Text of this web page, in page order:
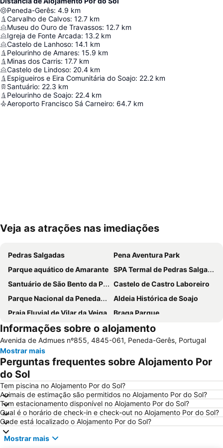
Peneda-Gerês: 4.9 km
Carvalho de Calvos: 12.7 km
Museu do Ouro de Travassos: 12.7 km
Igreja de Fonte Arcada: 13.2 km
Castelo de Lanhoso: 14.1 km
Pelourinho de Amares: 15.9 km
Minas dos Carris: 17.7 km
Castelo de Lindoso: 20.4 km
Espigueiros e Eira Comunitária do Soajo: 22.2 km
Santuário: 22.3 km
Pelourinho de Soajo: 22.4 km
Aeroporto Francisco Sá Carneiro: 64.7 km
Ampliar mapa
Veja as atrações nas imediações
Pedras Salgadas
Pena Aventura Park
Parque aquático de Amarante SPA Termal de Pedras Salgadas
Santuário de São Bento da Porta Aberta
Castelo de Castro Laboreiro
Parque Nacional da Peneda-Gerês
Aldeia Histórica de Soajo
Praia Fluvial de Vilar da Veiga
Braga Parque
Estádio Municipal de Braga - Estádio AXA
Bom Jesus do Monte
Cascata do Tahiti - Ermida
Praia Fluvial do Taboão
Termas Romanas do Alto da Cividade
Estação de Caminhos de Ferro de Braga
Aquático de Fafe
Lago dos Cisnes
DiverLanhoso
Minho Center
Azurara Parque Aventura
Igreja de Riba d'Ave
Albufeira do Ermal
Igreja Matriz da Lixa
Casa de Camilo - Museu e Centro de Estudos
Elevador do Bom Jesus do Monte
Informações sobre o alojamento
Avenida de Admues nº855, 4845-061, Peneda-Gerês, Portugal
Mostrar mais
Perguntas frequentes sobre Alojamento Por
do Sol
Tem piscina no Alojamento Por do Sol?
Animais de estimação são permitidos no Alojamento Por do Sol?
Tem estacionamento disponível no Alojamento Por do Sol?
Qual é o horário de check-in e check-out no Alojamento Por do Sol?
Onde está localizado o Alojamento Por do Sol?
Mostrar mais